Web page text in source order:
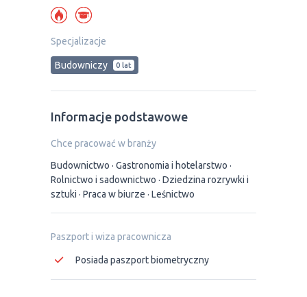
Specjalizacje
Budowniczy 0 lat
Informacje podstawowe
Chce pracować w branży
Budownictwo
Gastronomia i hotelarstwo
Rolnictwo i sadownictwo
Dziedzina rozrywki i
sztuki
Praca w biurze Leśnictwo
Paszport i wiza pracownicza
Posiada paszport biometryczny